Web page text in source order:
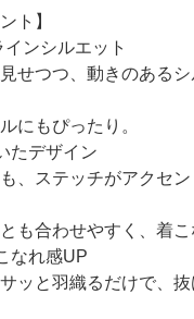
ト】
ンシルエット
せつつ、動きのある
にもぴったり。
たデザイン
、ステッチがアクセ
も合わせやすく、着こ
なれ感UP
ッと羽織るだけで、